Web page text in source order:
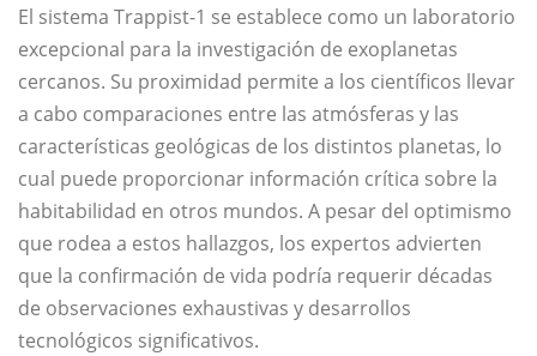
El sistema Trappist-1 se establece como un laboratorio
excepcional para la investigación de exoplanetas
cercanos. Su proximidad permite a los científicos llevar
a cabo comparaciones entre las atmósferas y las
características geológicas de los distintos planetas, lo
cual puede proporcionar información crítica sobre la
habitabilidad en otros mundos. A pesar del optimismo
que rodea a estos hallazgos, los expertos advierten
que la confirmación de vida podría requerir décadas
de observaciones exhaustivas y desarrollos
tecnológicos significativos.